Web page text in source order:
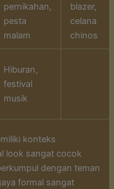
pernikahan,
pesta
malam
blazer,
celana
chinos
Hiburan,
festival
musik
konteks
look sangat cocok
dengan teman
formal sangat